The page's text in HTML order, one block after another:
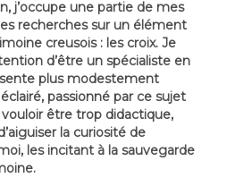
j’occupe une partie de mes
recherches sur un élément
creusois : les croix. Je
d’être un spécialiste en
plus modestement
passionné par ce sujet
vouloir être trop didactique,
la curiosité de
les incitant à la sauvegarde